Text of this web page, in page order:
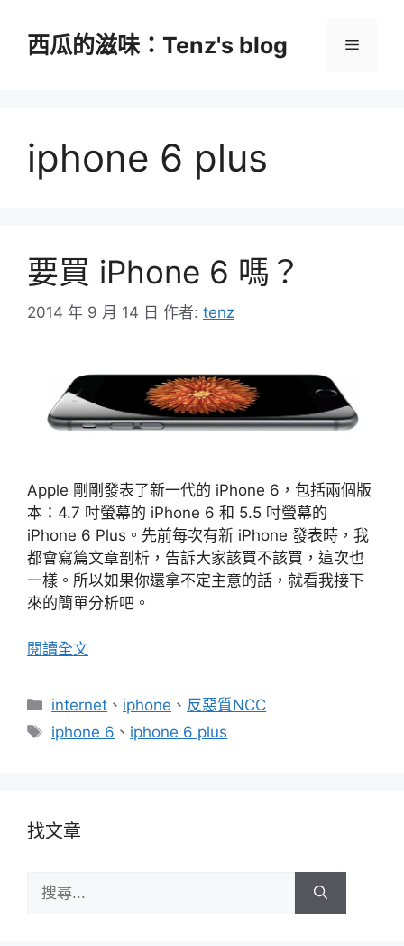
西瓜的滋味：Tenz's blog 選
iphone 6 plus
要買 iPhone 6 嗎？
2014 年 9 月 14 日 作者: tenz
Apple 剛剛發表了新一代的 iPhone 6，包括兩個版
本：4.7 吋螢幕的 iPhone 6 和 5.5 吋螢幕的
iPhone 6 Plus。先前每次有新 iPhone 發表時，我
都會寫篇文章剖析，告訴大家該買不該買，這次也
一樣。所以如果你還拿不定主意的話，就看我接下
來的簡單分析吧。
閱讀全文
分
類
internet 、 iphone 、 反惡質NCC
標
iphone 6 、 iphone 6 plus
找文章
尋: